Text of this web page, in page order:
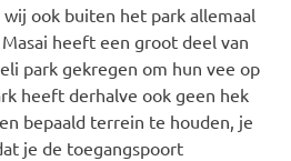
ook buiten het park allemaal
heeft een groot deel van
park gekregen om hun vee op
heeft derhalve ook geen hek
bepaald terrein te houden, je
je de toegangspoort